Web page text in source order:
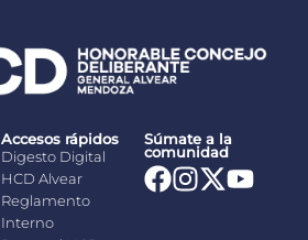
Accesos rápidos
Digesto Digital
HCD Alvear
Reglamento
Interno
Súmate a la
comunidad